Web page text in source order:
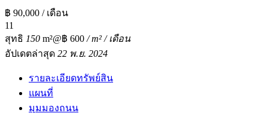
฿ 90,000 / เดือน
11
สุทธิ 150 m²@฿ 600 / m² / เดือน
อัปเดตล่าสุด 22 พ.ย. 2024
รายละเอียดทรัพย์สิน
แผนที่
มุมมองถนน